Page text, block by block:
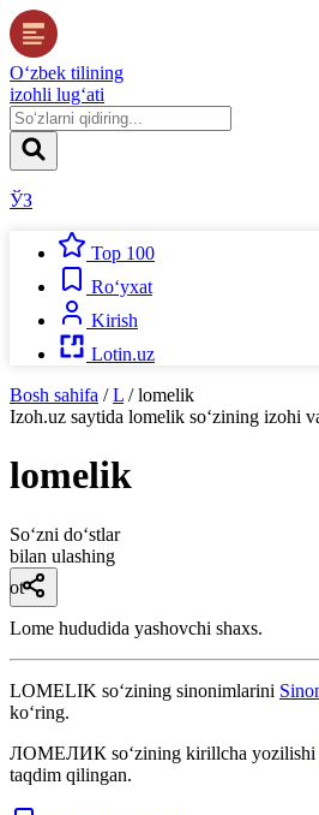
O‘zbek tilining
izohli lug‘ati
ЎЗ
Top 100
Ro‘yxat
Kirish
Lotin.uz
Bosh sahifa / L / lomelik
Izoh.uz saytida lomelik so‘zining izohi
lomelik
So‘zni do‘stlar
bilan ulashing
ot
Lome hududida yashovchi shaxs.
LOMELIK so‘zining sinonimlarini
ko‘ring.
ЛОМЕЛИК so‘zining kirillcha yozilishi
taqdim qilingan.